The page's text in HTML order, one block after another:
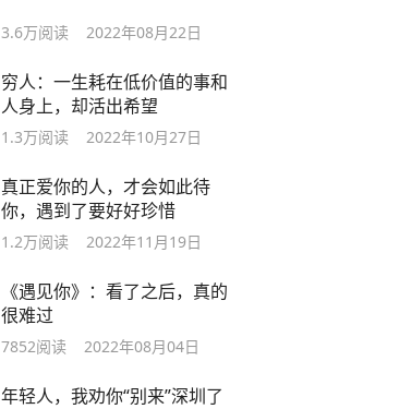
3.6万阅读 2022年08月22日
穷人：一生耗在低价值的事和
人身上，却活出希望
1.3万阅读 2022年10月27日
真正爱你的人，才会如此待
你，遇到了要好好珍惜
1.2万阅读 2022年11月19日
《遇见你》：看了之后，真的
很难过
7852阅读 2022年08月04日
年轻人，我劝你“别来”深圳了